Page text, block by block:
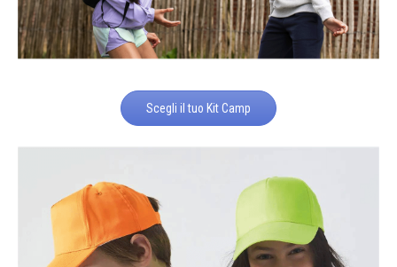
Scegli il tuo Kit Camp